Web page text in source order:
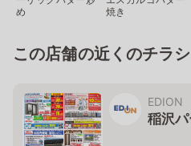
め
焼き
この店舗の近くのチラシ
EDION
稲沢